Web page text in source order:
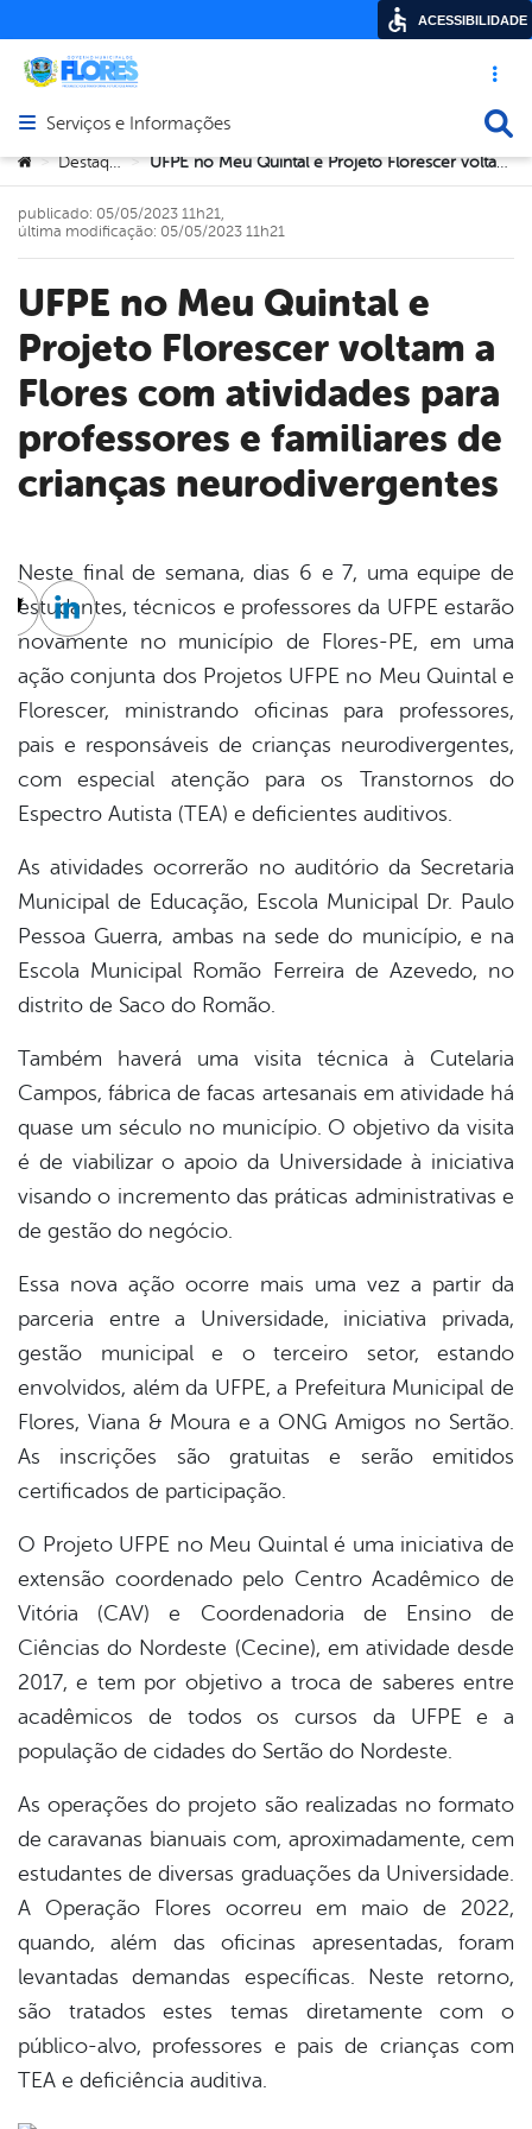
Acesso
Abrir menu principal de navegação
Serviços e Informações
Você está aqui:
> Destaque > UFPE no Meu Quintal e Projeto Florescer voltam a Flores com atividades para professores e familiares de crianças neurodivergentes
UFPE no Meu Quintal e
Projeto Florescer voltam a
Flores com atividades para
professores e familiares de
crianças neurodivergentes
publicado: 05/05/2023 11h21,
última modificação: 05/05/2023 11h21
Neste final de semana, dias 6 e 7, uma equipe de
estudantes, técnicos e professores da UFPE estarão
novamente no município de Flores-PE, em uma
ação conjunta dos Projetos UFPE no Meu Quintal e
Florescer, ministrando oficinas para professores,
pais e responsáveis de crianças neurodivergentes,
com especial atenção para os Transtornos do
Espectro Autista (TEA) e deficientes auditivos.
As atividades ocorrerão no auditório da Secretaria
Municipal de Educação, Escola Municipal Dr. Paulo
Pessoa Guerra, ambas na sede do município, e na
Escola Municipal Romão Ferreira de Azevedo, no
distrito de Saco do Romão.
Também haverá uma visita técnica à Cutelaria
Campos, fábrica de facas artesanais em atividade há
quase um século no município. O objetivo da visita
é de viabilizar o apoio da Universidade à iniciativa
visando o incremento das práticas administrativas e
de gestão do negócio.
Essa nova ação ocorre mais uma vez a partir da
parceria entre a Universidade, iniciativa privada,
gestão municipal e o terceiro setor, estando
envolvidos, além da UFPE, a Prefeitura Municipal de
Flores, Viana & Moura e a ONG Amigos no Sertão.
As inscrições são gratuitas e serão emitidos
certificados de participação.
O Projeto UFPE no Meu Quintal é uma iniciativa de
extensão coordenado pelo Centro Acadêmico de
Vitória (CAV) e Coordenadoria de Ensino de
Ciências do Nordeste (Cecine), em atividade desde
2017, e tem por objetivo a troca de saberes entre
acadêmicos de todos os cursos da UFPE e a
população de cidades do Sertão do Nordeste.
As operações do projeto são realizadas no formato
de caravanas bianuais com, aproximadamente, cem
estudantes de diversas graduações da Universidade.
A Operação Flores ocorreu em maio de 2022,
quando, além das oficinas apresentadas, foram
levantadas demandas específicas. Neste retorno,
são tratados estes temas diretamente com o
público-alvo, professores e pais de crianças com
TEA e deficiência auditiva.
Twitter
Linkedin
ACESSIBILIDADE